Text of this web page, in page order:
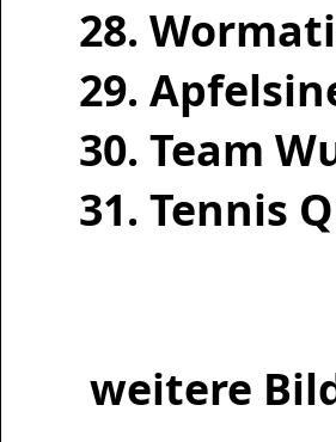
28.
29.
30. Team
31. Tennis
weitere